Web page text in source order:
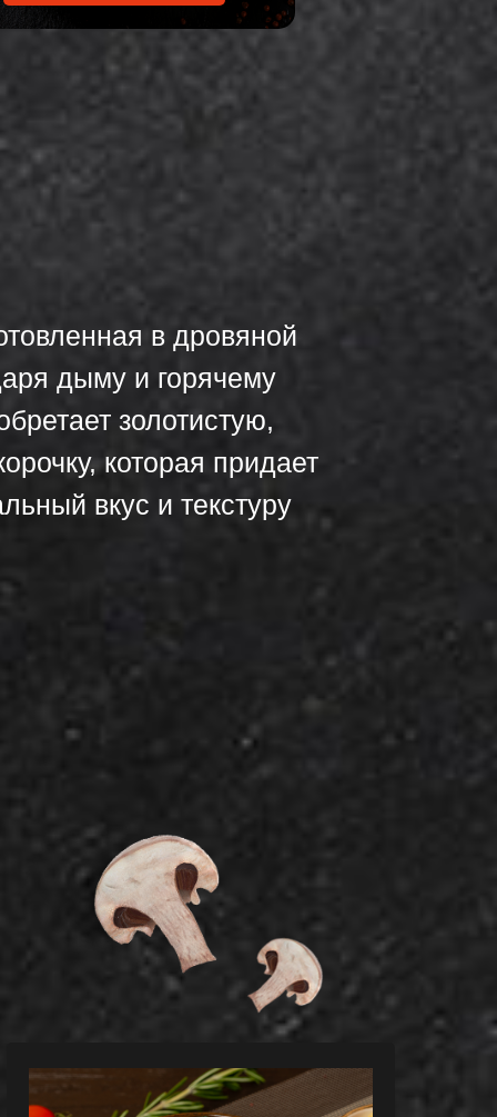
в дровяной
дыму и горячему
золотистую,
которая придает
вкус и текстуру